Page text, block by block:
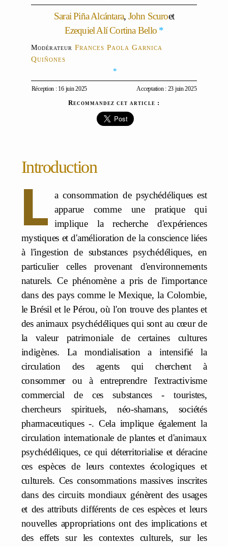
Sarai Piña Alcántara, John Scuroet
Ezequiel Alí Cortina Bello *
Modérateur Frances Paola Garnica
Quiñones
*
Réception : 16 juin 2025 Acceptation : 23 juin 2025
Recommandez cet article :
Introduction
L
a consommation de psychédéliques est
apparue comme une pratique qui
implique la recherche d'expériences
mystiques et d'amélioration de la conscience liées
à l'ingestion de substances psychédéliques, en
particulier celles provenant d'environnements
naturels. Ce phénomène a pris de l'importance
dans des pays comme le Mexique, la Colombie,
le Brésil et le Pérou, où l'on trouve des plantes et
des animaux psychédéliques qui sont au cœur de
la valeur patrimoniale de certaines cultures
indigènes. La mondialisation a intensifié la
circulation des agents qui cherchent à
consommer ou à entreprendre l'extractivisme
commercial de ces substances - touristes,
chercheurs spirituels, néo-shamans, sociétés
pharmaceutiques -. Cela implique également la
circulation internationale de plantes et d'animaux
psychédéliques, ce qui déterritorialise et déracine
ces espèces de leurs contextes écologiques et
culturels. Ces consommations massives inscrites
dans des circuits mondiaux génèrent des usages
et des attributs différents de ces espèces et leurs
nouvelles appropriations ont des implications et
des effets sur les contextes culturels, sur les